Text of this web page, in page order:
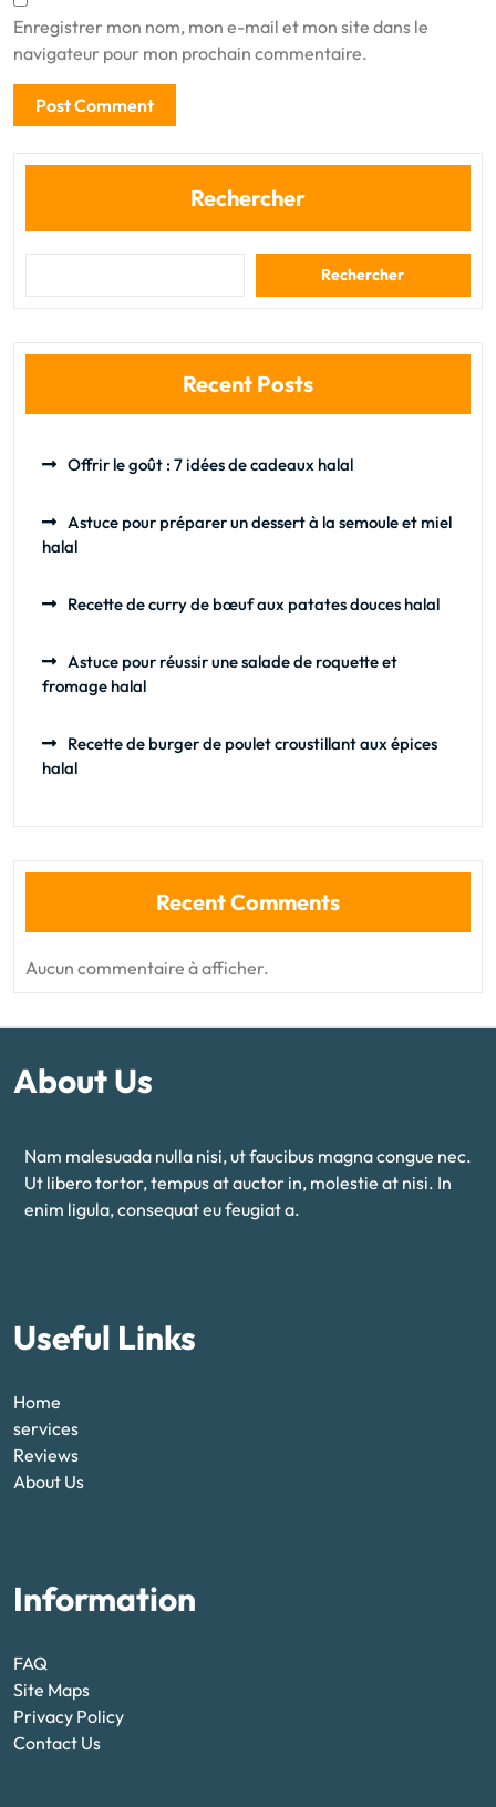
Enregistrer mon nom, mon e-mail et mon site dans le
navigateur pour mon prochain commentaire.
Rechercher
Rechercher
Recent Posts
Offrir le goût : 7 idées de cadeaux halal
Astuce pour préparer un dessert à la semoule et miel
halal
Recette de curry de bœuf aux patates douces halal
Astuce pour réussir une salade de roquette et
fromage halal
Recette de burger de poulet croustillant aux épices
halal
Recent Comments
Aucun commentaire à afficher.
About Us
Nam malesuada nulla nisi, ut faucibus magna congue nec.
Ut libero tortor, tempus at auctor in, molestie at nisi. In
enim ligula, consequat eu feugiat a.
Useful Links
Home
services
Reviews
About Us
Information
FAQ
Site Maps
Privacy Policy
Contact Us